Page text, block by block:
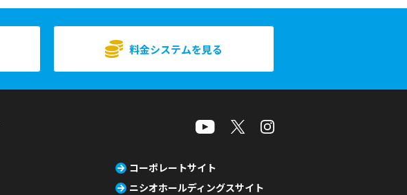
料金システムを見る
コーポレートサイト
ニシオホールディングスサイト